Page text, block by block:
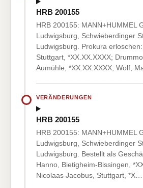
HRB 200155
HRB 200155: MANN+HUMMEL
Ludwigsburg, Schwieberdinger
Ludwigsburg. Prokura
Stuttgart, *XX.XX.XXXX;
Aumühle, *XX.XX.XXXX; Wolf,
VERÄNDERUNGEN
HRB 200155
HRB 200155: MANN+HUMMEL
Ludwigsburg, Schwieberdinger
Ludwigsburg. Bestellt als
Hanno, Bietigheim-Bissingen,
Nicolaas Jacobus, Stuttgart, *X…